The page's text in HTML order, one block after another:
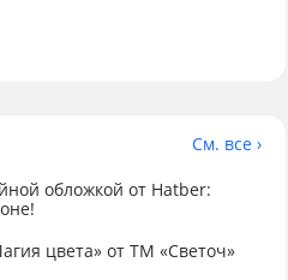
См. все ›
обложкой от Hatber:
цвета» от ТМ «Светоч»